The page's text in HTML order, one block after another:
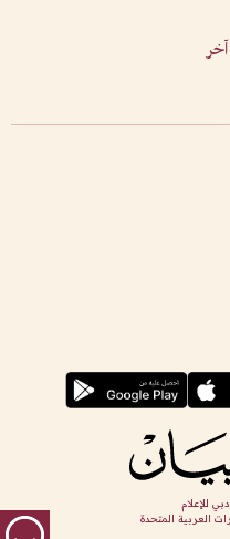
آخر
دبي للإعلام